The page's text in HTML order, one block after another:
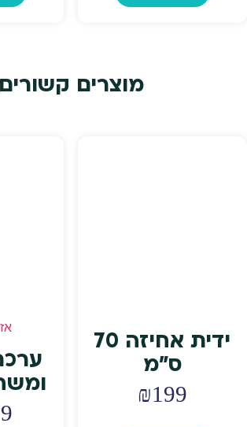
מוצרים קשורים
ידית אחיזה 70
ס"מ
₪199